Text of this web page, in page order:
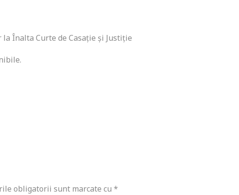
la Înalta Curte de Casație și Justiție
obligatorii sunt marcate cu *